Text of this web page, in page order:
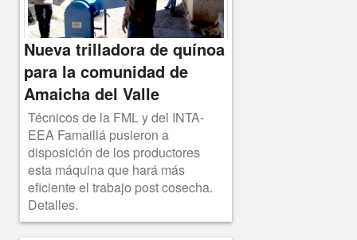
Nueva trilladora de quínoa
para la comunidad de
Amaicha del Valle
Técnicos de la FML y del INTA-
EEA Famaillá pusieron a
disposición de los productores
esta máquina que hará más
eficiente el trabajo post cosecha.
Detalles.